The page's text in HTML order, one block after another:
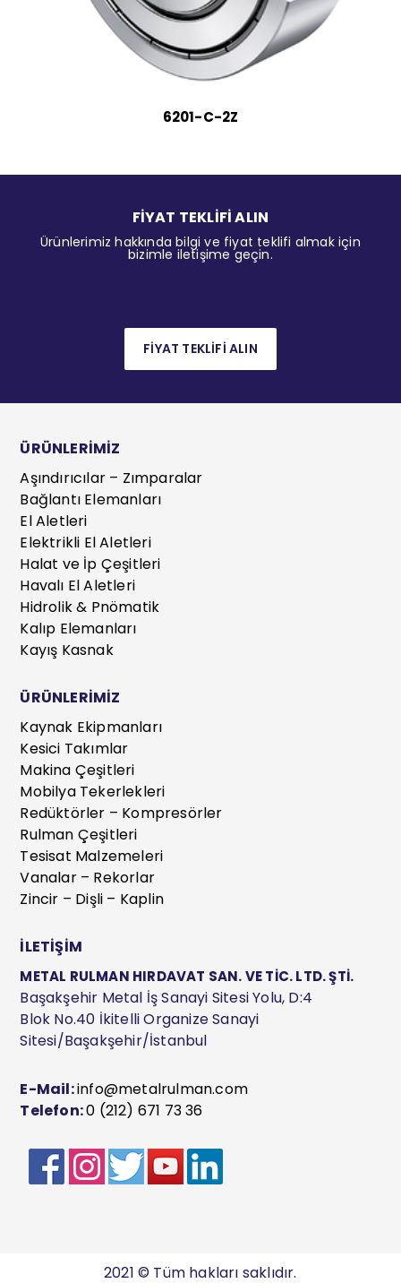
6201-C-2Z
FİYAT TEKLİFİ ALIN
Ürünlerimiz hakkında bilgi ve fiyat teklifi almak için
bizimle iletişime geçin.
FİYAT TEKLİFİ ALIN
ÜRÜNLERİMİZ
Aşındırıcılar – Zımparalar
Bağlantı Elemanları
El Aletleri
Elektrikli El Aletleri
Halat ve İp Çeşitleri
Havalı El Aletleri
Hidrolik & Pnömatik
Kalıp Elemanları
Kayış Kasnak
ÜRÜNLERİMİZ
Kaynak Ekipmanları
Kesici Takımlar
Makina Çeşitleri
Mobilya Tekerlekleri
Redüktörler – Kompresörler
Rulman Çeşitleri
Tesisat Malzemeleri
Vanalar – Rekorlar
Zincir – Dişli – Kaplin
İLETİŞİM
METAL RULMAN HIRDAVAT SAN. VE TİC. LTD. ŞTİ.
Başakşehir Metal İş Sanayi Sitesi Yolu, D:4
Blok No.40 İkitelli Organize Sanayi
Sitesi/Başakşehir/İstanbul
E-Mail:info@metalrulman.com
Telefon:0 (212) 671 73 36
2021 © Tüm hakları saklıdır.